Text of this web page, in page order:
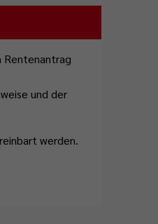
Rentenantrag
und der
werden.